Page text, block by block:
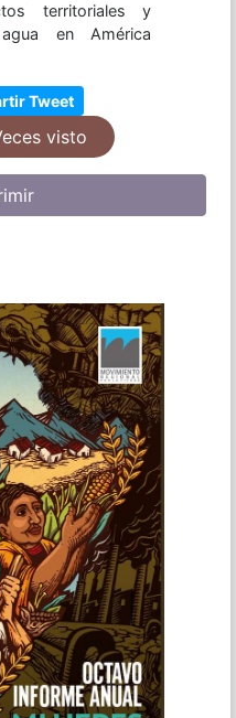
territoriales y
en América
Tweet
visto